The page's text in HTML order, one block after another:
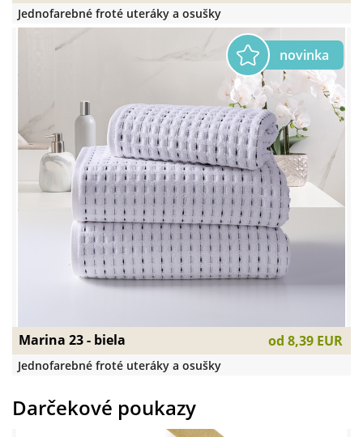
Jednofarebné froté uteráky a osušky
Marina 23 - biela od 8,39 EUR
Jednofarebné froté uteráky a osušky
Darčekové poukazy